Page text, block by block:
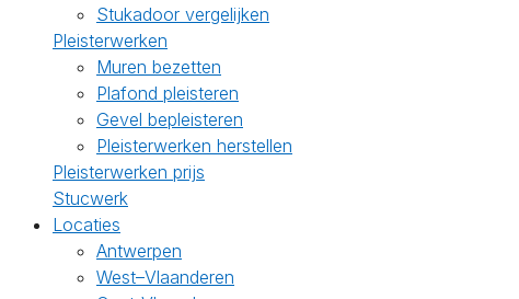
Stukadoor vergelijken
Pleisterwerken
Muren bezetten
Plafond pleisteren
Gevel bepleisteren
Pleisterwerken herstellen
Pleisterwerken prijs
Stucwerk
Locaties
Antwerpen
West–Vlaanderen